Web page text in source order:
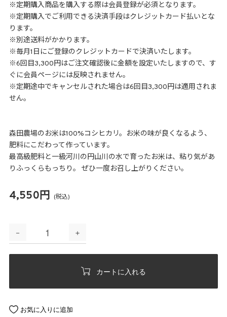
※定期購入商品を購入する際は会員登録が必須となります。
※定期購入でご利用できる決済手段はクレジットカード払いとな
ります。
※別途送料がかかります。
※毎月1日にご登録のクレジットカードで決済いたします。
※6回目3,300円はご注文確認後に金額を設定いたしますので、す
ぐに会員ページには反映されません。
※定期途中でキャンセルされた場合は6回目3,300円は適用されま
せん。
森田農場のお米は100%コシヒカリ。お米の味が良くなるよう、
肥料にこだわって作っています。
最高級肥料と一級河川の円山川の水で育ったお米は、粘り気があ
りふっくらもっちり。 ぜひ一度お召し上がりください。
4,550円 (税込)
カートに入れる
お気に入り